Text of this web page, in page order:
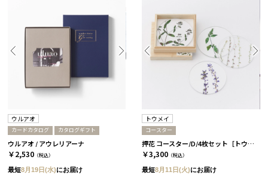
ウルアオ
カードカタログ カタログギフト
ウルアオ / アウレリアーナ
￥2,530 （税込）
最短8月19日(水)にお届け
トウメイ
コースター
押花 コースター/D/4枚セット［トウメイ］
￥3,300 （税込）
最短8月11日(火)にお届け